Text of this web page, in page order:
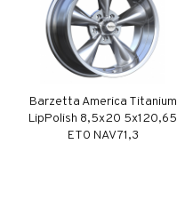
Barzetta America Titanium
LipPolish 8,5x20 5x120,65
ET0 NAV 71,3